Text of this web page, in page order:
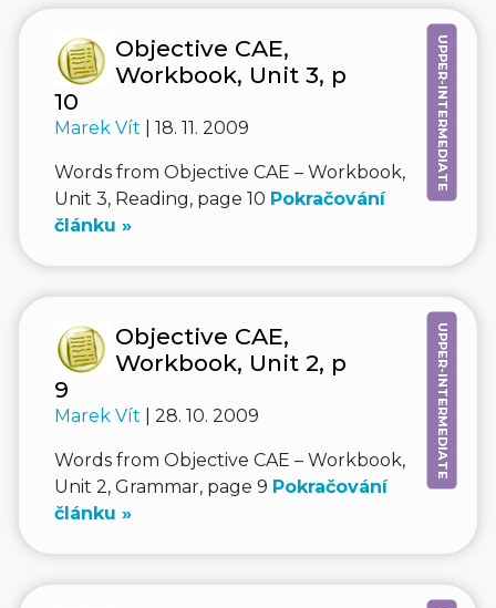
UPPER-INTERMEDIATE
Objective CAE,
Workbook, Unit 3, p
10
Marek Vít | 18. 11. 2009
Words from Objective CAE – Workbook,
Unit 3, Reading, page 10 Pokračování
článku »
UPPER-INTERMEDIATE
Objective CAE,
Workbook, Unit 2, p
9
Marek Vít | 28. 10. 2009
Words from Objective CAE – Workbook,
Unit 2, Grammar, page 9 Pokračování
článku »